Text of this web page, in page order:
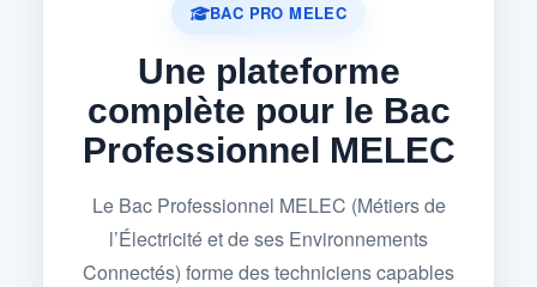
BAC PRO MELEC
Une plateforme
complète pour le Bac
Professionnel MELEC
Le Bac Professionnel MELEC (Métiers de
l’Électricité et de ses Environnements
Connectés) forme des techniciens capables